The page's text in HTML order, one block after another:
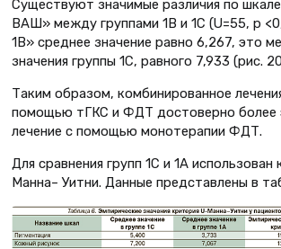
Существуют значимые различия по
ВАШ» между группами 1В и 1С (U=55, p
1В» среднее значение равно 6,267, это
значения группы 1С, равного 7,933 (рис.
Таким образом, комбинированное
помощью тГКС и ФДТ достоверно более
лечение с помощью монотерапии ФДТ.
Для сравнения групп 1С и 1А использован
Манна– Уитни. Данные представлены в